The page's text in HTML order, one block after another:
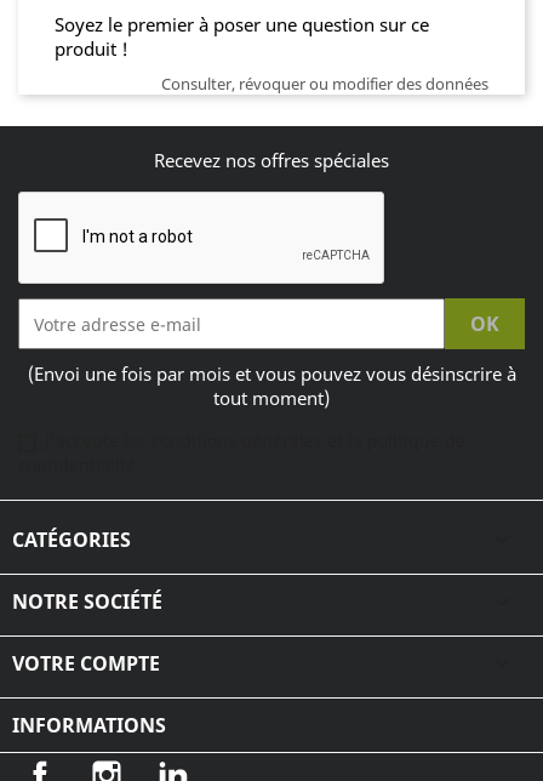
Soyez le premier à poser une question sur ce
produit !
Consulter, révoquer ou modifier des données
Recevez nos offres spéciales
(Envoi une fois par mois et vous pouvez vous désinscrire à
tout moment)
CATÉGORIES
NOTRE SOCIÉTÉ
VOTRE COMPTE
INFORMATIONS
Facebook Instagram